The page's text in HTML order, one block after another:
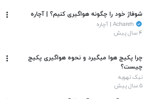
شوفاژ خود را چگونه هواگیری کنیم؟ | آچاره
Achareh | آچاره
۴ سال پیش
چرا پکیج هوا میگیرد و نحوه هواگیری پکیج
چیست؟
نیک تهویه
۵ سال پیش